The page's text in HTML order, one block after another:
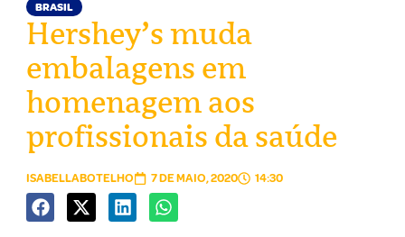
BRASIL
Hershey’s muda
embalagens em
homenagem aos
profissionais da saúde
ISABELLABOTELHO 7 DE MAIO, 2020 14:30